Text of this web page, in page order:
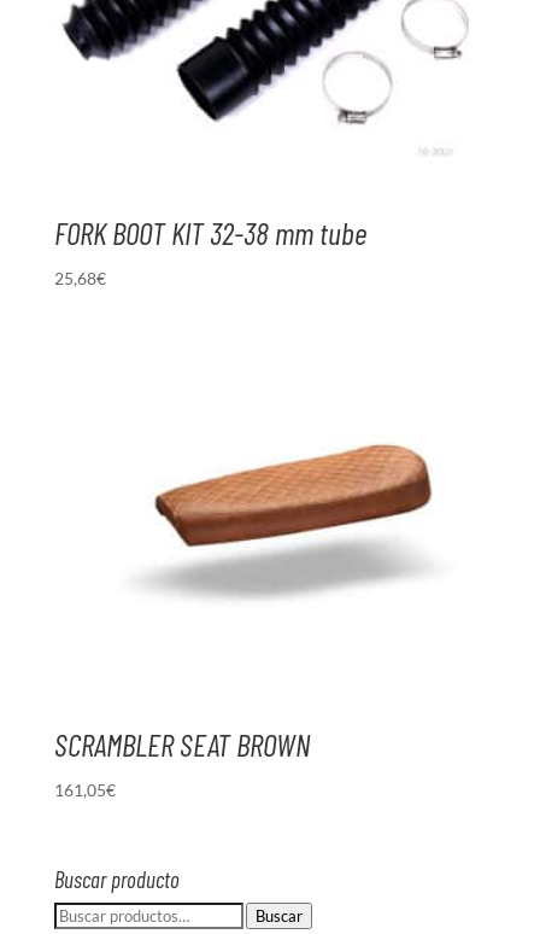
FORK BOOT KIT 32-38 mm tube
25,68€
SCRAMBLER SEAT BROWN
161,05€
Buscar producto
Buscar
Buscar